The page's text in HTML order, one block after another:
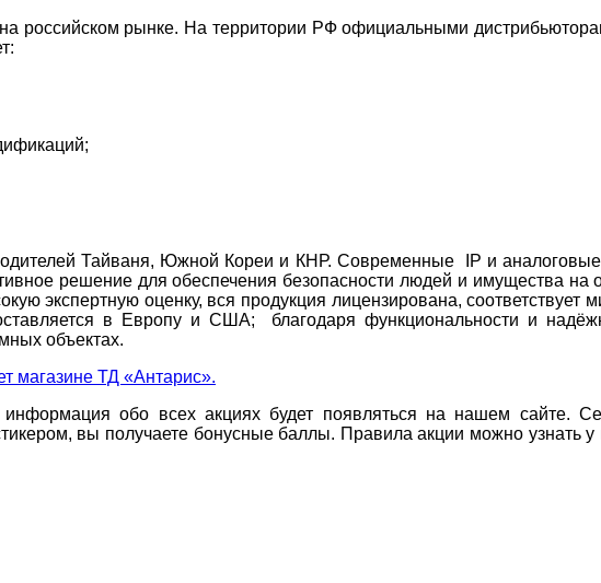
российском рынке. На территории РФ официальными
Тайваня, Южной Кореи и КНР. Современные IP и
решение для обеспечения безопасности людей и имущества
экспертную оценку, вся продукция лицензирована, соответствует
в Европу и США; благодаря функциональности и
объектах.
магазине ТД «Антарис».
обо всех акциях будет появляться на нашем сайте.
вы получаете бонусные баллы. Правила акции можно узнать